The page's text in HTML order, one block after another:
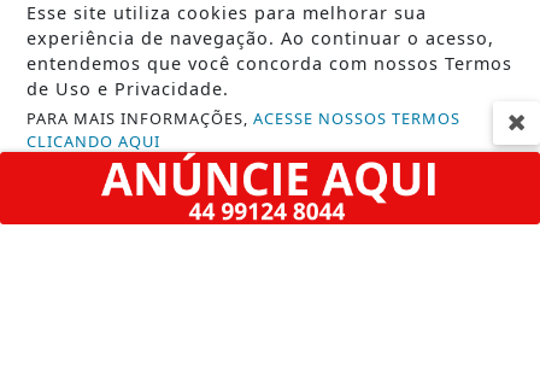
INFORMAÇÕES
CONTATO
TERMOS DE USO E PRIVACIDADE
SOBRE
Esse site utiliza cookies para melhorar sua
experiência de navegação. Ao continuar o acesso,
entendemos que você concorda com nossos Termos
de Uso e Privacidade.
PARA MAIS INFORMAÇÕES,ACESSE NOSSOS TERMOS
CLICANDO AQUI
PROSSEGUIR